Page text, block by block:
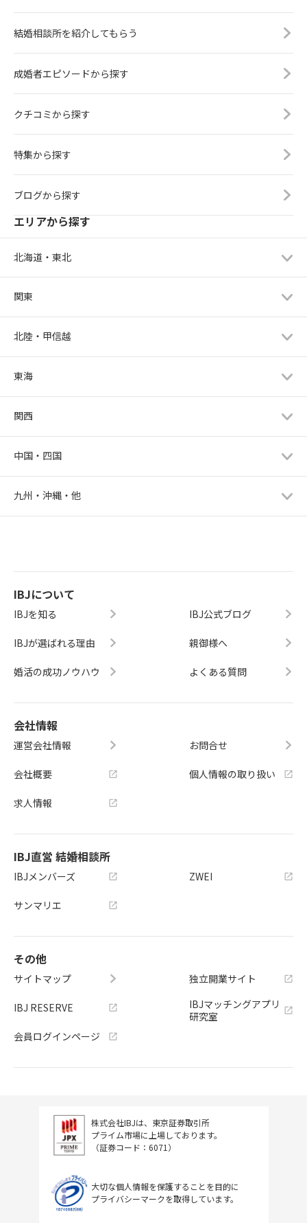
結婚相談所を紹介してもらう
成婚者エピソードから探す
クチコミから探す
特集から探す
ブログから探す
エリアから探す
北海道・東北
関東
北陸・甲信越
東海
関西
中国・四国
九州・沖縄・他
IBJについて
IBJを知る
IBJが選ばれる理由
婚活の成功ノウハウ
IBJ公式ブログ
親御様へ
よくある質問
会社情報
運営会社情報
会社概要
求人情報
お問合せ
個人情報の取り扱い
IBJ直営 結婚相談所
IBJメンバーズ
サンマリエ
ZWEI
その他
サイトマップ
IBJ RESERVE
会員ログインページ
独立開業サイト
IBJマッチングアプリ
研究室
株式会社IBJは、東京証券取引所
プライム市場に上場しております。
（証券コード：6071）
大切な個人情報を保護することを目的に
プライバシーマークを取得しています。